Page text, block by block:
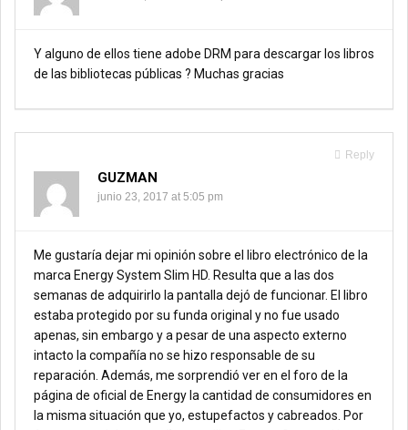
Y alguno de ellos tiene adobe DRM para descargar los libros
de las bibliotecas públicas ? Muchas gracias
Reply
GUZMAN
junio 23, 2017 at 5:05 pm
Me gustaría dejar mi opinión sobre el libro electrónico de la
marca Energy System Slim HD. Resulta que a las dos
semanas de adquirirlo la pantalla dejó de funcionar. El libro
estaba protegido por su funda original y no fue usado
apenas, sin embargo y a pesar de una aspecto externo
intacto la compañía no se hizo responsable de su
reparación. Además, me sorprendió ver en el foro de la
página de oficial de Energy la cantidad de consumidores en
la misma situación que yo, estupefactos y cabreados. Por